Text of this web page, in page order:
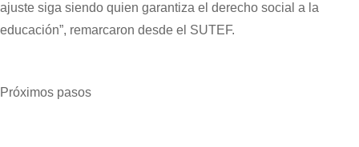
ajuste siga siendo quien garantiza el derecho social a la
educación”, remarcaron desde el SUTEF.
Próximos pasos